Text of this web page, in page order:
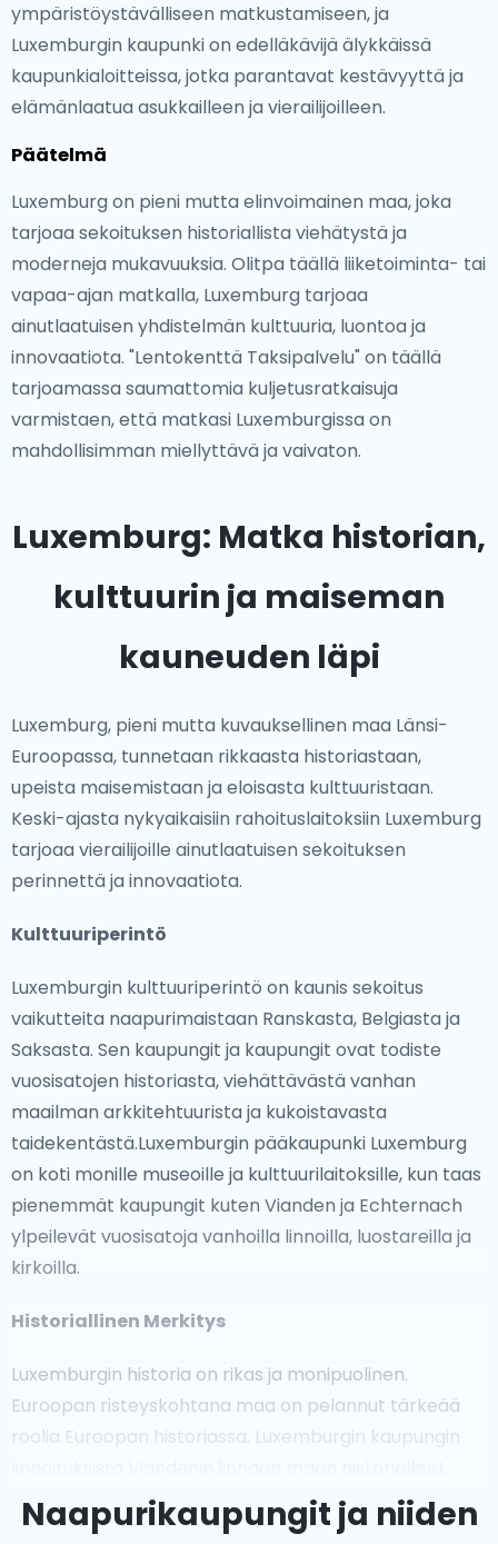
ympäristöystävälliseen matkustamiseen, ja
Luxemburgin kaupunki on edelläkävijä älykkäissä
kaupunkialoitteissa, jotka parantavat kestävyyttä ja
elämänlaatua asukkailleen ja vierailijoilleen.
Päätelmä
Luxemburg on pieni mutta elinvoimainen maa, joka
tarjoaa sekoituksen historiallista viehätystä ja
moderneja mukavuuksia. Olitpa täällä liiketoiminta- tai
vapaa-ajan matkalla, Luxemburg tarjoaa
ainutlaatuisen yhdistelmän kulttuuria, luontoa ja
innovaatiota. "Lentokenttä Taksipalvelu" on täällä
tarjoamassa saumattomia kuljetusratkaisuja
varmistaen, että matkasi Luxemburgissa on
mahdollisimman miellyttävä ja vaivaton.
Luxemburg: Matka historian,
kulttuurin ja maiseman
kauneuden läpi
Luxemburg, pieni mutta kuvauksellinen maa Länsi-
Euroopassa, tunnetaan rikkaasta historiastaan,
upeista maisemistaan ja eloisasta kulttuuristaan.
Keski-ajasta nykyaikaisiin rahoituslaitoksiin Luxemburg
tarjoaa vierailijoille ainutlaatuisen sekoituksen
perinnettä ja innovaatiota.
Kulttuuriperintö
Luxemburgin kulttuuriperintö on kaunis sekoitus
vaikutteita naapurimaistaan Ranskasta, Belgiasta ja
Saksasta. Sen kaupungit ja kaupungit ovat todiste
vuosisatojen historiasta, viehättävästä vanhan
maailman arkkitehtuurista ja kukoistavasta
taidekentästä.Luxemburgin pääkaupunki Luxemburg
on koti monille museoille ja kulttuurilaitoksille, kun taas
pienemmät kaupungit kuten Vianden ja Echternach
ylpeilevät vuosisatoja vanhoilla linnoilla, luostareilla ja
kirkoilla.
Historiallinen Merkitys
Luxemburgin historia on rikas ja monipuolinen.
Euroopan risteyskohtana maa on pelannut tärkeää
roolia Euroopan historiassa. Luxemburgin kaupungin
maamerkit heijastavat sen strategista asemaa.
Luxemburg oli myös keskeinen toimija Euroopan
Naapurikaupungit ja niiden